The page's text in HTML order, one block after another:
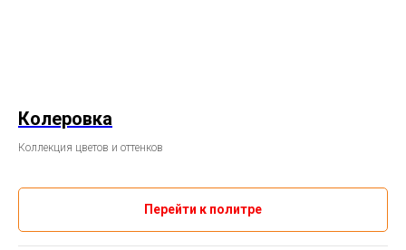
Колеровка
Коллекция цветов и оттенков
Перейти к политре